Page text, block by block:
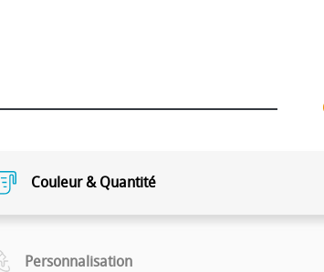
Couleur & Quantité
Personnalisation